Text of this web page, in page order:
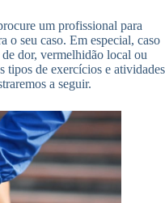
um profissional para
o seu caso. Em especial, caso
dor, vermelhidão local ou
tipos de exercícios e atividades
a seguir.